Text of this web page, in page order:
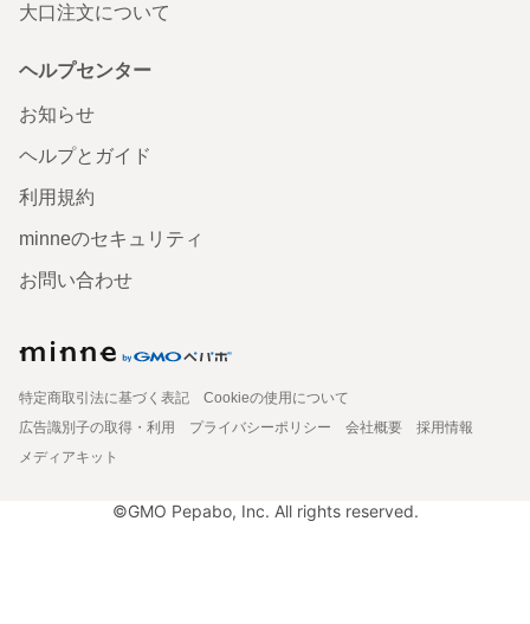
大口注文について
ヘルプセンター
お知らせ
ヘルプとガイド
利用規約
minneのセキュリティ
お問い合わせ
特定商取引法に基づく表記
Cookieの使用について
広告識別子の取得・利用
プライバシーポリシー 会社概要
採用情報
メディアキット
©GMO Pepabo, Inc. All rights reserved.